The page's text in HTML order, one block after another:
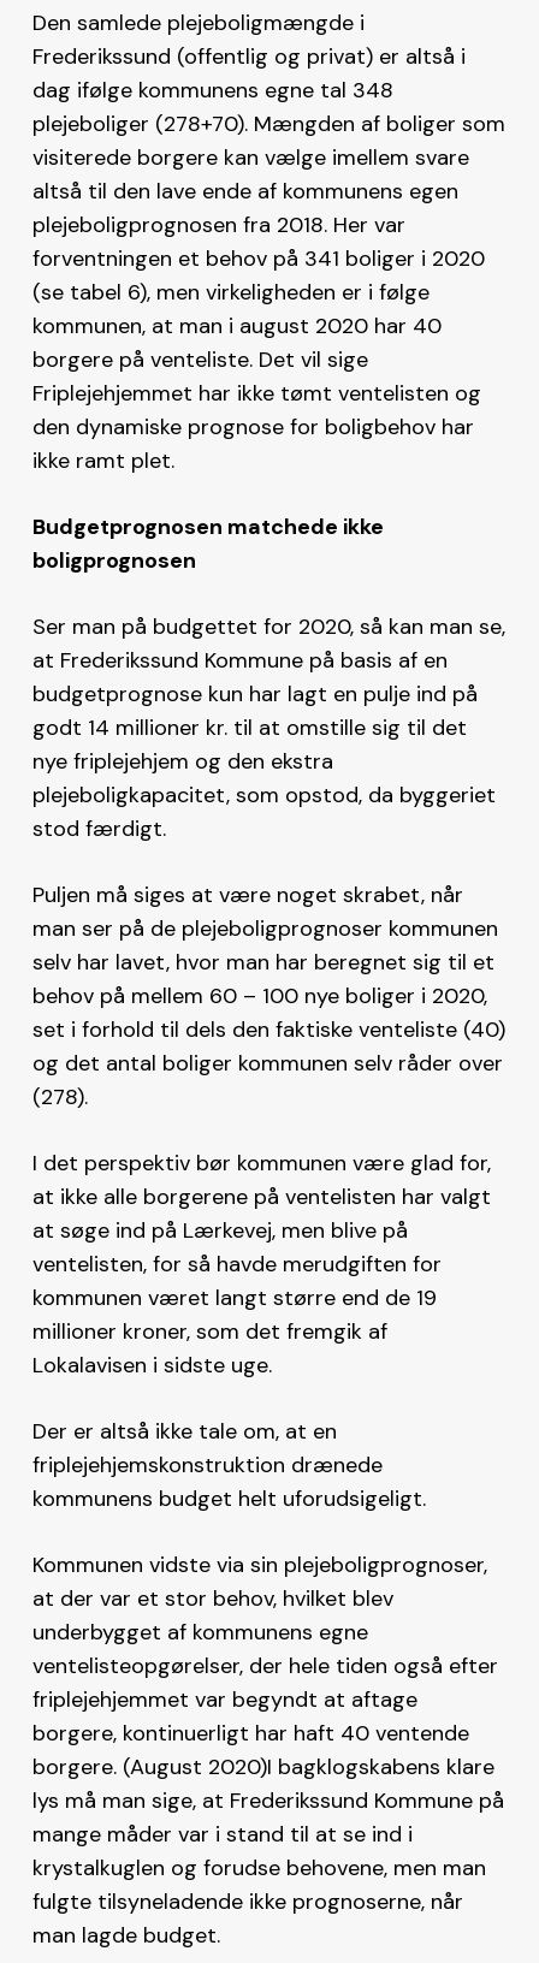
Den samlede plejeboligmængde i
Frederikssund (offentlig og privat) er altså i
dag ifølge kommunens egne tal 348
plejeboliger (278+70). Mængden af boliger som
visiterede borgere kan vælge imellem svare
altså til den lave ende af kommunens egen
plejeboligprognosen fra 2018. Her var
forventningen et behov på 341 boliger i 2020
(se tabel 6), men virkeligheden er i følge
kommunen, at man i august 2020 har 40
borgere på venteliste. Det vil sige
Friplejehjemmet har ikke tømt ventelisten og
den dynamiske prognose for boligbehov har
ikke ramt plet.
Budgetprognosen matchede ikke
boligprognosen
Ser man på budgettet for 2020, så kan man se,
at Frederikssund Kommune på basis af en
budgetprognose kun har lagt en pulje ind på
godt 14 millioner kr. til at omstille sig til det
nye friplejehjem og den ekstra
plejeboligkapacitet, som opstod, da byggeriet
stod færdigt.
Puljen må siges at være noget skrabet, når
man ser på de plejeboligprognoser kommunen
selv har lavet, hvor man har beregnet sig til et
behov på mellem 60 – 100 nye boliger i 2020,
set i forhold til dels den faktiske venteliste (40)
og det antal boliger kommunen selv råder over
(278).
I det perspektiv bør kommunen være glad for,
at ikke alle borgerene på ventelisten har valgt
at søge ind på Lærkevej, men blive på
ventelisten, for så havde merudgiften for
kommunen været langt større end de 19
millioner kroner, som det fremgik af
Lokalavisen i sidste uge.
Der er altså ikke tale om, at en
friplejehjemskonstruktion drænede
kommunens budget helt uforudsigeligt.
Kommunen vidste via sin plejeboligprognoser,
at der var et stor behov, hvilket blev
underbygget af kommunens egne
ventelisteopgørelser, der hele tiden også efter
friplejehjemmet var begyndt at aftage
borgere, kontinuerligt har haft 40 ventende
borgere. (August 2020)I bagklogskabens klare
lys må man sige, at Frederikssund Kommune på
mange måder var i stand til at se ind i
krystalkuglen og forudse behovene, men man
fulgte tilsyneladende ikke prognoserne, når
man lagde budget.